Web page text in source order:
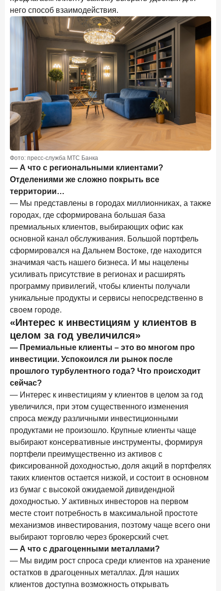
него способ взаимодействия.
Фото: пресс-служба МТС Банка
— А что с региональными клиентами?
Отделениями же сложно покрыть все
территории…
— Мы представлены в городах миллионниках, а также
городах, где сформирована большая база
премиальных клиентов, выбирающих офис как
основной канал обслуживания. Большой портфель
сформировался на Дальнем Востоке, где находится
значимая часть нашего бизнеса. И мы нацелены
усиливать присутствие в регионах и расширять
программу привилегий, чтобы клиенты получали
уникальные продукты и сервисы непосредственно в
своем городе.
«Интерес к инвестициям у клиентов в
целом за год увеличился»
— Премиальные клиенты – это во многом про
инвестиции. Успокоился ли рынок после
прошлого турбулентного года? Что происходит
сейчас?
— Интерес к инвестициям у клиентов в целом за год
увеличился, при этом существенного изменения
спроса между различными инвестиционными
продуктами не произошло. Крупные клиенты чаще
выбирают консервативные инструменты, формируя
портфели преимущественно из активов с
фиксированной доходностью, доля акций в портфелях
таких клиентов остается низкой, и состоит в основном
из бумаг с высокой ожидаемой дивидендной
доходностью. У активных инвесторов на первом
месте стоит потребность в максимальной простоте
механизмов инвестирования, поэтому чаще всего они
выбирают торговлю через брокерский счет.
— А что с драгоценными металлами?
— Мы видим рост спроса среди клиентов на хранение
остатков в драгоценных металлах. Для наших
клиентов доступна возможность открывать